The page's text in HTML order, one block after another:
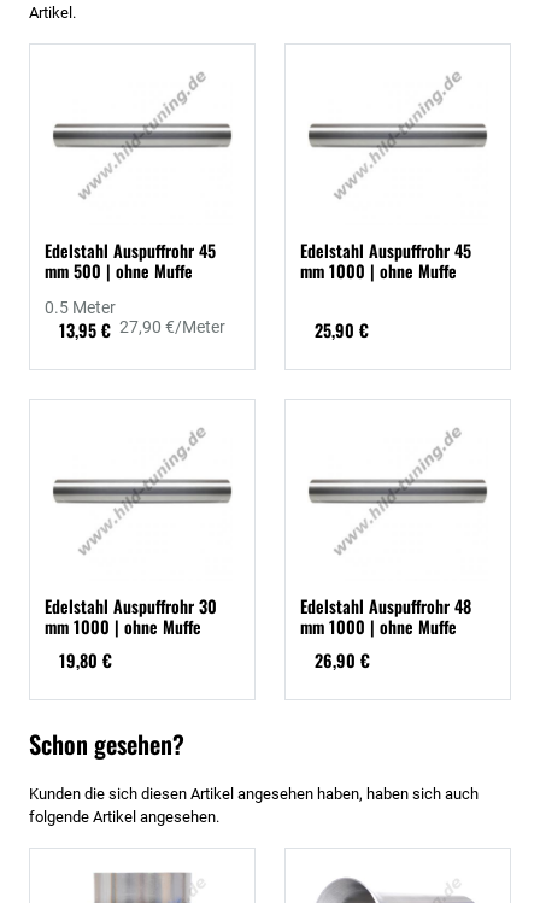
Artikel.
Edelstahl Auspuffrohr 45
mm 500 | ohne Muffe
13,95 € 27,90 €/Meter
0.5 Meter
Edelstahl Auspuffrohr 45
mm 1000 | ohne Muffe
25,90 €
Edelstahl Auspuffrohr 30
mm 1000 | ohne Muffe
19,80 €
Edelstahl Auspuffrohr 48
mm 1000 | ohne Muffe
26,90 €
Schon gesehen?
Kunden die sich diesen Artikel angesehen haben, haben sich auch
folgende Artikel angesehen.